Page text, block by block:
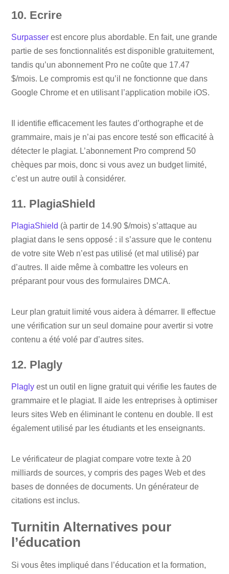
10. Ecrire
Surpasser est encore plus abordable. En fait, une grande
partie de ses fonctionnalités est disponible gratuitement,
tandis qu’un abonnement Pro ne coûte que 17.47
$/mois. Le compromis est qu’il ne fonctionne que dans
Google Chrome et en utilisant l’application mobile iOS.
Il identifie efficacement les fautes d’orthographe et de
grammaire, mais je n’ai pas encore testé son efficacité à
détecter le plagiat. L’abonnement Pro comprend 50
chèques par mois, donc si vous avez un budget limité,
c’est un autre outil à considérer.
11. PlagiaShield
PlagiaShield (à partir de 14.90 $/mois) s’attaque au
plagiat dans le sens opposé : il s’assure que le contenu
de votre site Web n’est pas utilisé (et mal utilisé) par
d’autres. Il aide même à combattre les voleurs en
préparant pour vous des formulaires DMCA.
Leur plan gratuit limité vous aidera à démarrer. Il effectue
une vérification sur un seul domaine pour avertir si votre
contenu a été volé par d’autres sites.
12. Plagly
Plagly est un outil en ligne gratuit qui vérifie les fautes de
grammaire et le plagiat. Il aide les entreprises à optimiser
leurs sites Web en éliminant le contenu en double. Il est
également utilisé par les étudiants et les enseignants.
Le vérificateur de plagiat compare votre texte à 20
milliards de sources, y compris des pages Web et des
bases de données de documents. Un générateur de
citations est inclus.
Turnitin Alternatives pour
l’éducation
Si vous êtes impliqué dans l’éducation et la formation,